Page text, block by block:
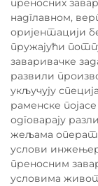
преносних
надглавном,
оријентацији
пружајући
заваривачке
развили
укључују
раменске
одговарају
жељама
услови
преносним
условима